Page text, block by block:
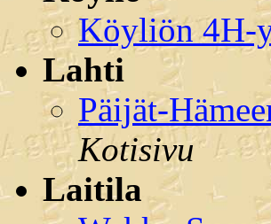
Köyliön 4H-
Lahti
Päijät-
Kotisivu
Laitila